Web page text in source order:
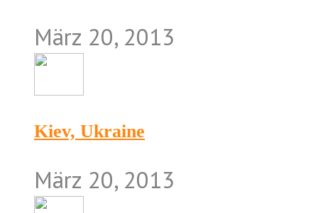
März 20, 2013
Kiev, Ukraine
März 20, 2013